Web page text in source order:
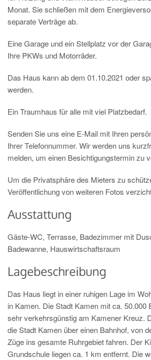
Monat. Sie schließen mit dem
separate Verträge ab.
Eine Garage und ein Stellplatz vor der
Ihre PKWs und Motorräder.
Das Haus kann ab dem 01.10.2021 oder
werden.
Ein Traumhaus für alle mit viel Platzbedarf.
Senden Sie uns eine E-Mail mit Ihren
Ihrer Telefonnummer. Wir werden uns
melden, um einen Besichtigungstermin zu
Um die Privatsphäre des Mieters zu
Veröffentlichung von weiteren Fotos
Ausstattung
Gäste-WC, Terrasse, Badezimmer mit
Badewanne, Hauswirtschaftsraum
Lagebeschreibung
Das Haus liegt in einer ruhigen Lage im
in Kamen. Die Stadt Kamen mit ca. 50.000
sehr verkehrsgünstig am Kamener Kreuz.
die Stadt Kamen über einen Bahnhof, von
Züge ins gesamte Ruhrgebiet fahren. Der
Grundschule liegen ca. 1 km entfernt. Die